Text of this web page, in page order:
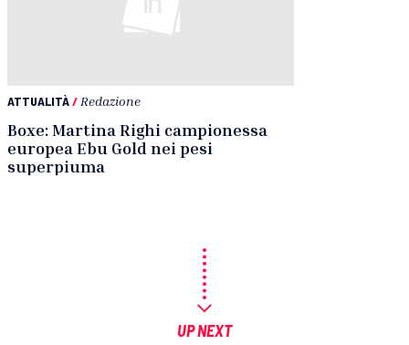
ATTUALITÀ/ Redazione
Boxe: Martina Righi campionessa
europea Ebu Gold nei pesi
superpiuma
UP NEXT